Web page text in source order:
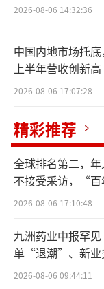
作为全国
场的竞争烈
面的连锁化要
药店纳入连
（如执业药师
上涨10%-15%
入“不加盟则
数据显示
少超30%，
现象；而存
成本高、服务
难题。
2026-08-06 14:32:36
中国内地市场托
上半年营收创新高
2026-08-06 17:07:28
精彩推荐
全球排名第二，年
不接受采访，“
出水面？
2026-08-06 17:10:48
九洲药业中报罕
单“退潮”、新
难关待闯
2026-08-06 09:44:11